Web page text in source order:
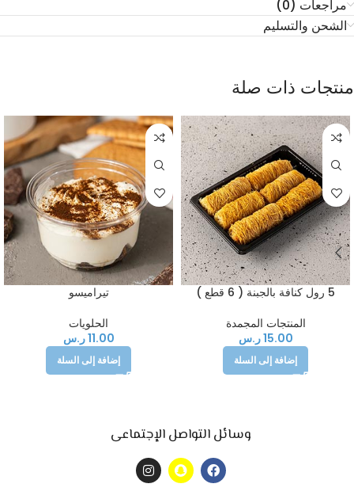
مراجعات (0)
الشحن والتسليم
منتجات ذات صلة
5 رول كنافة بالجبنة ( 6 قطع )
المنتجات المجمدة
15.00ر.س
إضافة إلى السلة
تيراميسو
الحلويات
11.00ر.س
إضافة إلى السلة
وسائل التواصل الإجتماعى